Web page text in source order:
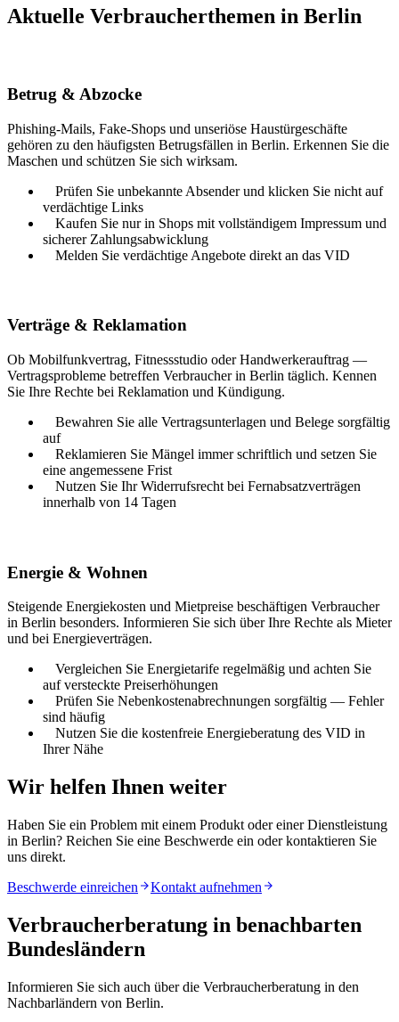
Aktuelle Verbraucherthemen in Berlin
Betrug & Abzocke
Phishing-Mails, Fake-Shops und unseriöse Haustürgeschäfte
gehören zu den häufigsten Betrugsfällen in Berlin. Erkennen Sie die
Maschen und schützen Sie sich wirksam.
Prüfen Sie unbekannte Absender und klicken Sie nicht auf
verdächtige Links
Kaufen Sie nur in Shops mit vollständigem Impressum und
sicherer Zahlungsabwicklung
Melden Sie verdächtige Angebote direkt an das VID
Verträge & Reklamation
Ob Mobilfunkvertrag, Fitnessstudio oder Handwerkerauftrag —
Vertragsprobleme betreffen Verbraucher in Berlin täglich. Kennen
Sie Ihre Rechte bei Reklamation und Kündigung.
Bewahren Sie alle Vertragsunterlagen und Belege sorgfältig
auf
Reklamieren Sie Mängel immer schriftlich und setzen Sie
eine angemessene Frist
Nutzen Sie Ihr Widerrufsrecht bei Fernabsatzverträgen
innerhalb von 14 Tagen
Energie & Wohnen
Steigende Energiekosten und Mietpreise beschäftigen Verbraucher
in Berlin besonders. Informieren Sie sich über Ihre Rechte als Mieter
und bei Energieverträgen.
Vergleichen Sie Energietarife regelmäßig und achten Sie
auf versteckte Preiserhöhungen
Prüfen Sie Nebenkostenabrechnungen sorgfältig — Fehler
sind häufig
Nutzen Sie die kostenfreie Energieberatung des VID in
Ihrer Nähe
Wir helfen Ihnen weiter
Haben Sie ein Problem mit einem Produkt oder einer Dienstleistung
in Berlin? Reichen Sie eine Beschwerde ein oder kontaktieren Sie
uns direkt.
Beschwerde einreichen
Kontakt aufnehmen
Verbraucherberatung in benachbarten
Bundesländern
Informieren Sie sich auch über die Verbraucherberatung in den
Nachbarländern von Berlin.